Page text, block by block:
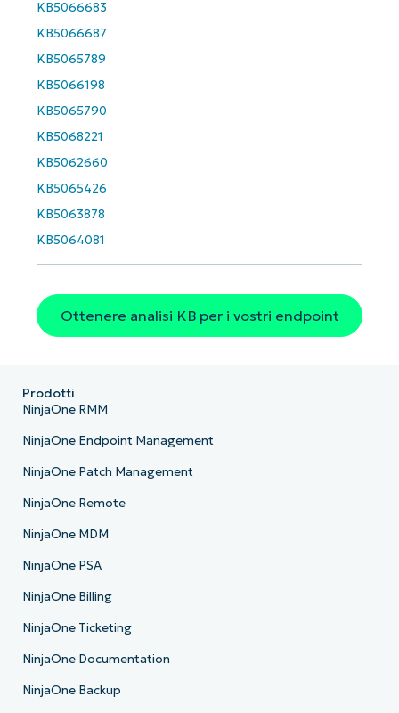
KB5066683
KB5066687
KB5065789
KB5066198
KB5065790
KB5068221
KB5062660
KB5065426
KB5063878
KB5064081
Ottenere analisi KB per i vostri endpoint
email*
Phone
number*
Paese
name*
Prodotti
NinjaOne RMM
NinjaOne Endpoint Management
NinjaOne Patch Management
NinjaOne Remote
NinjaOne MDM
NinjaOne PSA
NinjaOne Billing
NinjaOne Ticketing
NinjaOne Documentation
NinjaOne Backup